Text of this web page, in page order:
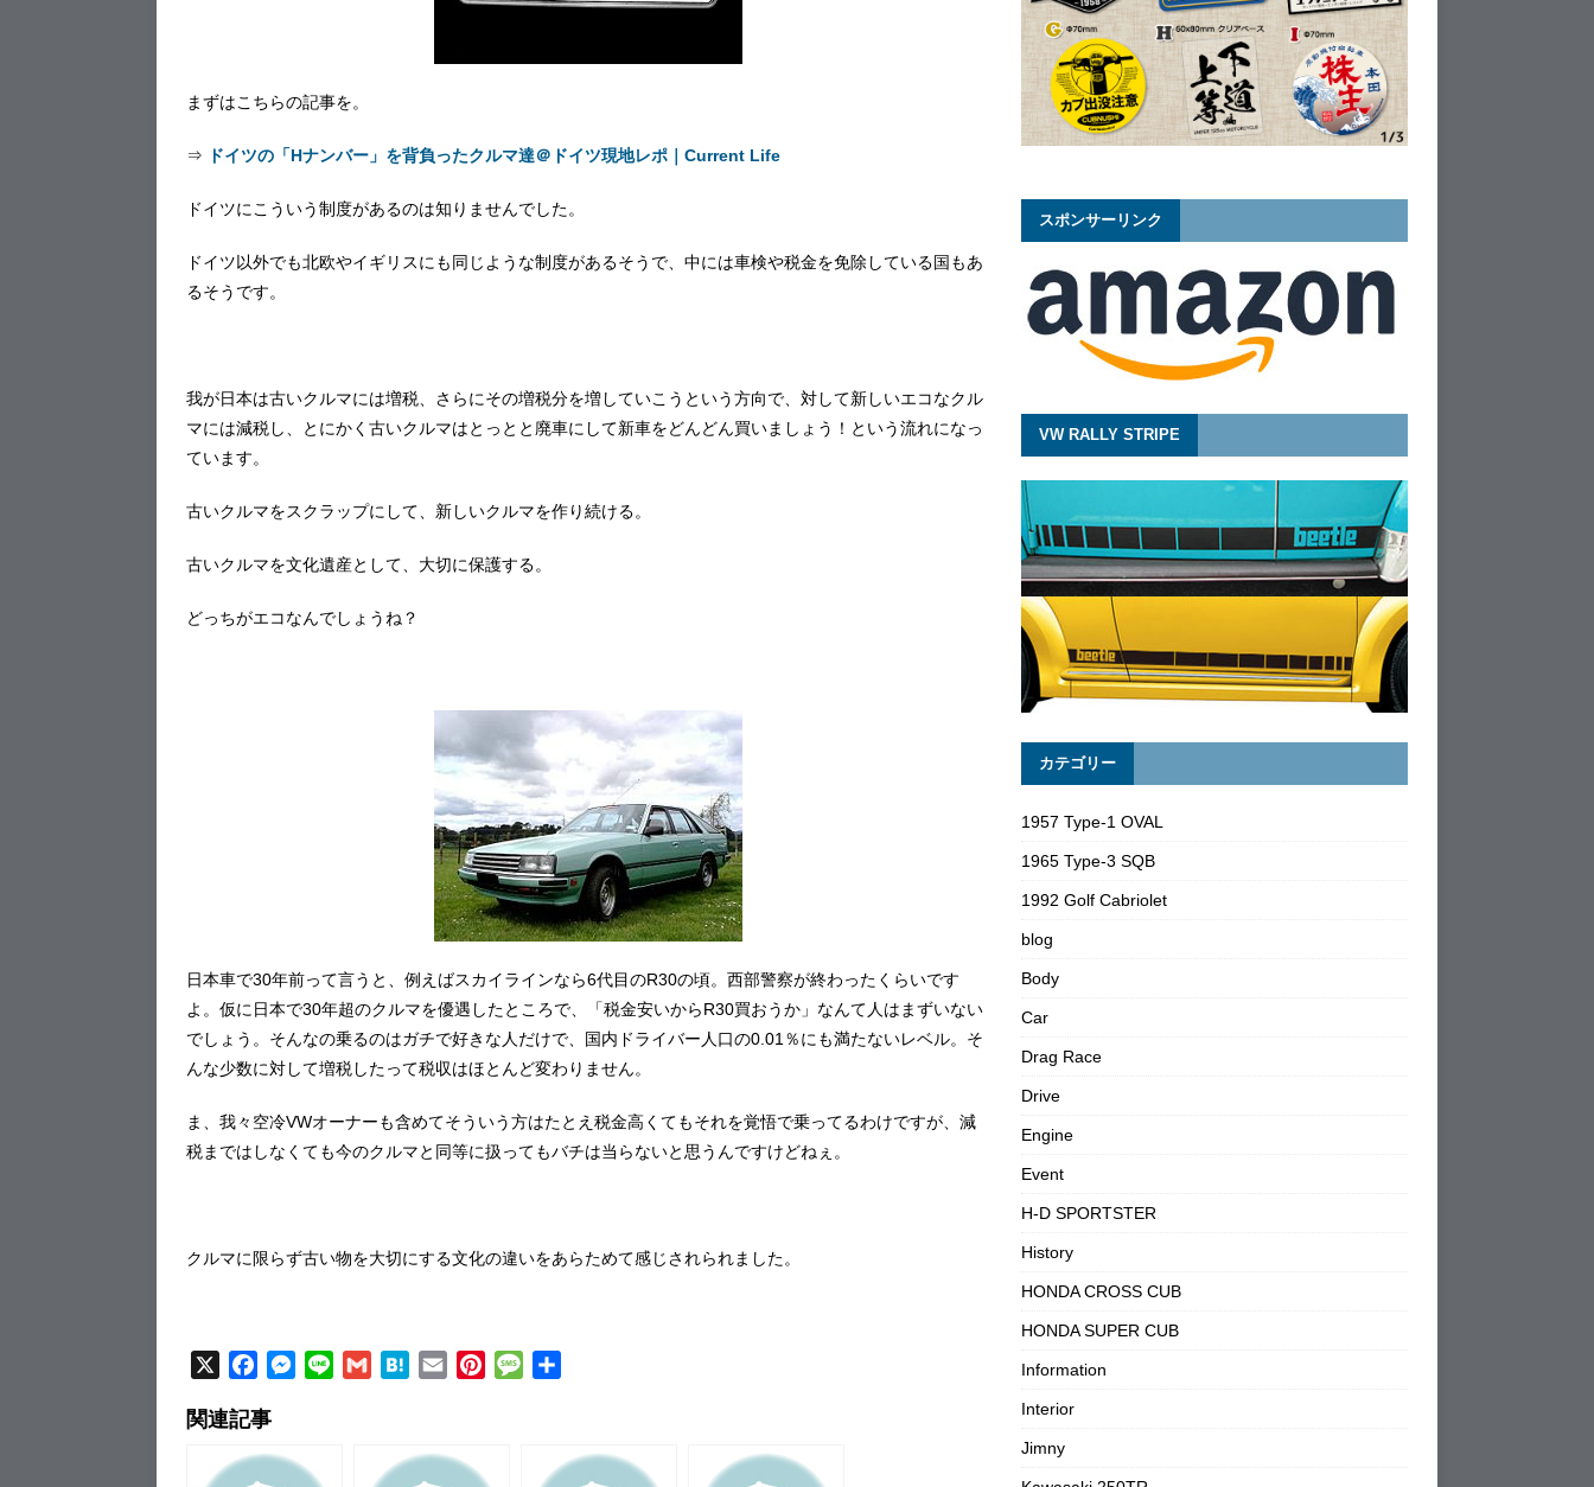
まずはこちらの記事を。
⇒ ドイツの「Hナンバー」を背負ったクルマ達＠ドイツ現地レポ｜Current Life
ドイツにこういう制度があるのは知りませんでした。
ドイツ以外でも北欧やイギリスにも同じような制度があるそうで、中には車検や税金を免除している国もあ
るそうです。
我が日本は古いクルマには増税、さらにその増税分を増していこうという方向で、対して新しいエコなクル
マには減税し、とにかく古いクルマはとっとと廃車にして新車をどんどん買いましょう！という流れになっ
ています。
古いクルマをスクラップにして、新しいクルマを作り続ける。
古いクルマを文化遺産として、大切に保護する。
どっちがエコなんでしょうね？
日本車で30年前って言うと、例えばスカイラインなら6代目のR30の頃。西部警察が終わったくらいです
よ。仮に日本で30年超のクルマを優遇したところで、「税金安いからR30買おうか」なんて人はまずいない
でしょう。そんなの乗るのはガチで好きな人だけで、国内ドライバー人口の0.01％にも満たないレベル。そ
んな少数に対して増税したって税収はほとんど変わりません。
ま、我々空冷VWオーナーも含めてそういう方はたとえ税金高くてもそれを覚悟で乗ってるわけですが、減
税まではしなくても今のクルマと同等に扱ってもバチは当らないと思うんですけどねぇ。
クルマに限らず古い物を大切にする文化の違いをあらためて感じされられました。
c
e
b
M
e
H
P
e
関連記事
スポンサーリンク
VW RALLY STRIPE
カテゴリー
1957 Type-1 OVAL
1965 Type-3 SQB
1992 Golf Cabriolet
blog
Body
Car
Drag Race
Drive
Engine
Event
H-D SPORTSTER
History
HONDA CROSS CUB
HONDA SUPER CUB
Information
Interior
Jimny